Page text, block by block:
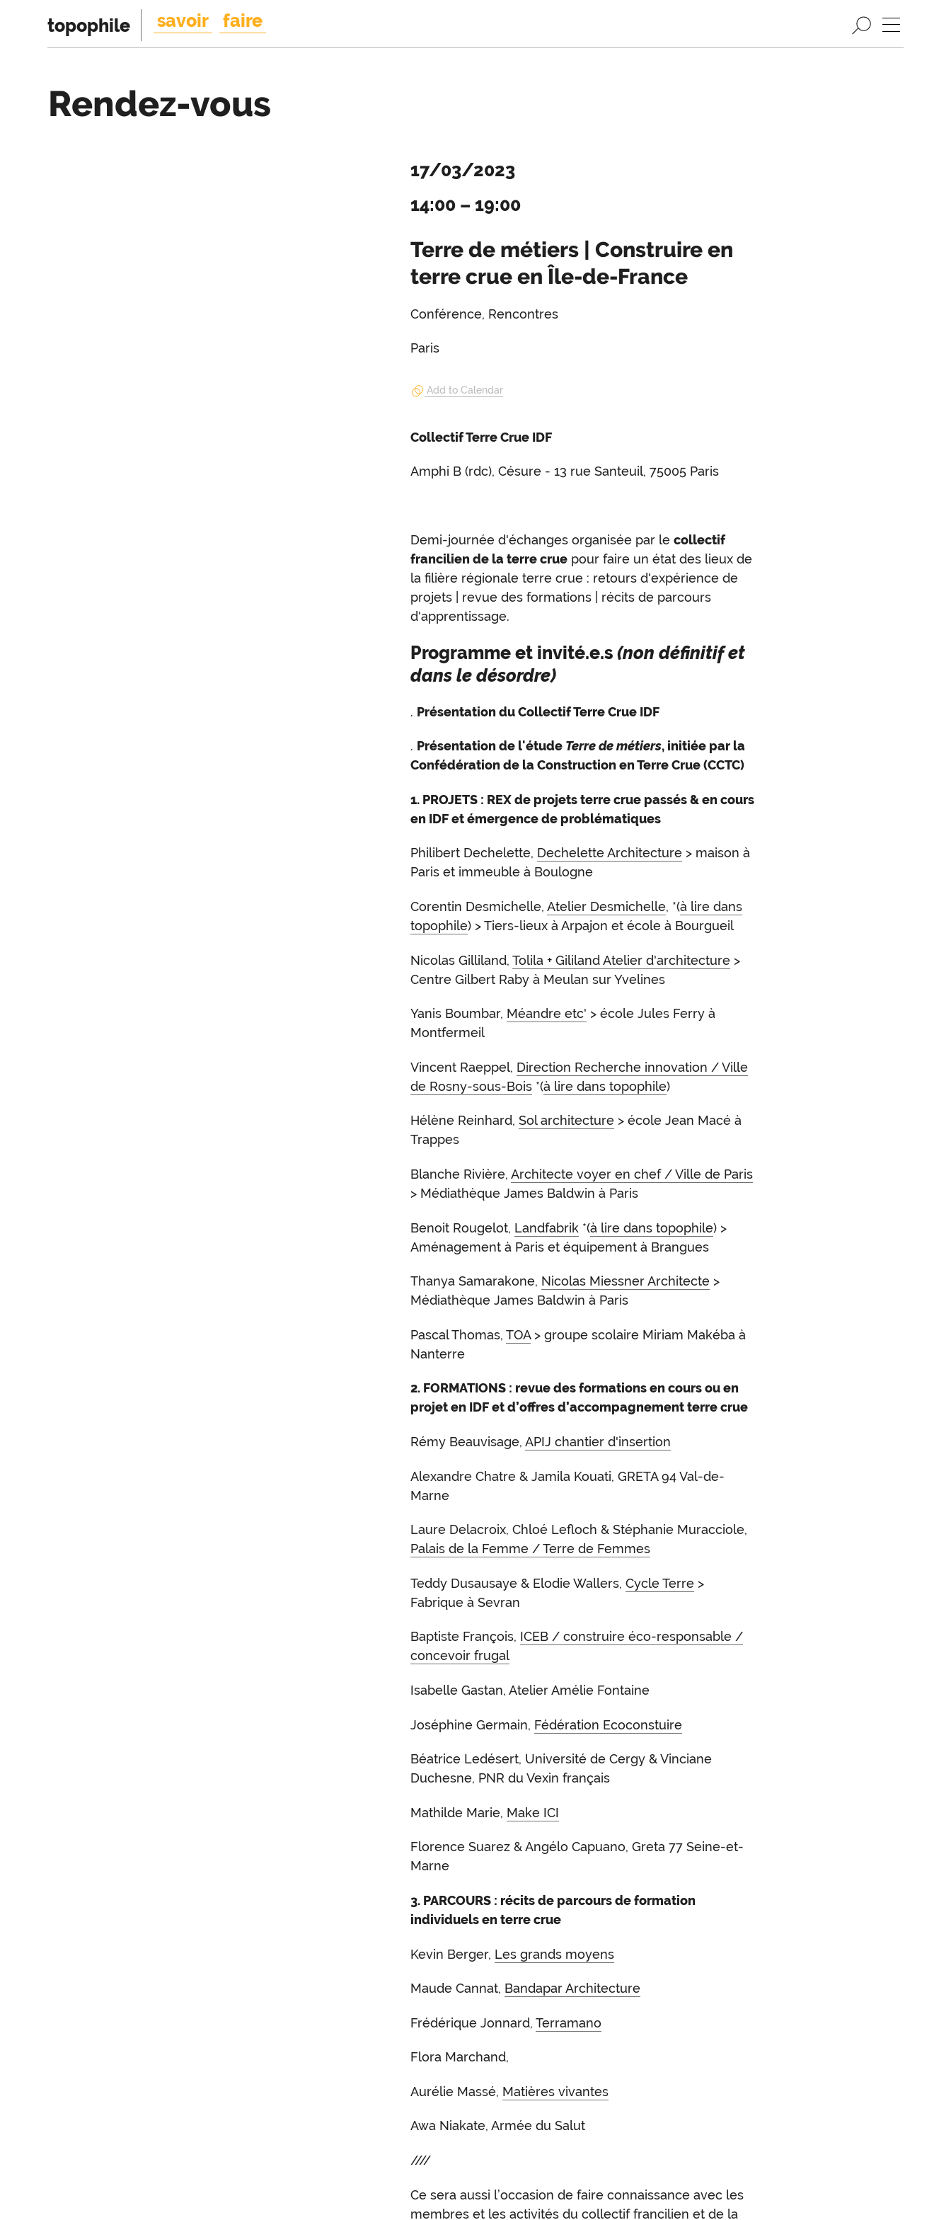
topophile savoir faire
Rendez-vous
17/03/2023
14:00 – 19:00
Terre de métiers | Construire en
terre crue en Île-de-France
Conférence, Rencontres
Paris
Add to Calendar
Collectif Terre Crue IDF
Amphi B (rdc), Césure - 13 rue Santeuil, 75005 Paris
Demi-journée d'échanges organisée par le collectif
francilien de la terre cruepour faire un état des lieux de
la filière régionale terre crue : retours d'expérience de
projets | revue des formations | récits de parcours
d'apprentissage.
Programme et invité.e.s (non définitif et
dans le désordre)
. Présentation du Collectif Terre Crue IDF
. Présentation de l'étude Terre de métiers, initiée par la
Confédération de la Construction en Terre Crue (CCTC)
1. PROJETS : REX de projets terre crue passés & en cours
en IDF et émergence de problématiques
Philibert Dechelette, Dechelette Architecture> maison à
Paris et immeuble à Boulogne
Corentin Desmichelle, Atelier Desmichelle, *(à lire dans
topophile) > Tiers-lieux à Arpajon et école à Bourgueil
Nicolas Gilliland, Tolila + Gililand Atelier d'architecture>
Centre Gilbert Raby à Meulan sur Yvelines
Yanis Boumbar, Méandre etc' > école Jules Ferry à
Montfermeil
Vincent Raeppel, Direction Recherche innovation / Ville
de Rosny-sous-Bois*(à lire dans topophile)
Hélène Reinhard, Sol architecture> école Jean Macé à
Trappes
Blanche Rivière, Architecte voyer en chef / Ville de Paris
> Médiathèque James Baldwin à Paris
Benoit Rougelot, Landfabrik*(à lire dans topophile) >
Aménagement à Paris et équipement à Brangues
Thanya Samarakone, Nicolas Miessner Architecte>
Médiathèque James Baldwin à Paris
Pascal Thomas, TOA> groupe scolaire Miriam Makéba à
Nanterre
2. FORMATIONS : revue des formations en cours ou en
projet en IDF et d’offres d’accompagnement terre crue
Rémy Beauvisage, APIJ chantier d'insertion
Alexandre Chatre & Jamila Kouati, GRETA 94 Val-de-
Marne
Laure Delacroix, Chloé Lefloch & Stéphanie Muracciole,
Palais de la Femme / Terre de Femmes
Teddy Dusausaye & Elodie Wallers, Cycle Terre>
Fabrique à Sevran
Baptiste François, ICEB / construire éco-responsable /
concevoir frugal
Isabelle Gastan, Atelier Amélie Fontaine
Joséphine Germain, Fédération Ecoconstuire
Béatrice Ledésert, Université de Cergy & Vinciane
Duchesne, PNR du Vexin français
Mathilde Marie, Make ICI
Florence Suarez & Angélo Capuano, Greta 77 Seine-et-
Marne
3. PARCOURS : récits de parcours de formation
individuels en terre crue
Kevin Berger, Les grands moyens
Maude Cannat, Bandapar Architecture
Frédérique Jonnard, Terramano
Flora Marchand,
Aurélie Massé, Matières vivantes
Awa Niakate, Armée du Salut
////
Ce sera aussi l’occasion de faire connaissance avec les
membres et les activités du collectif francilien et de la